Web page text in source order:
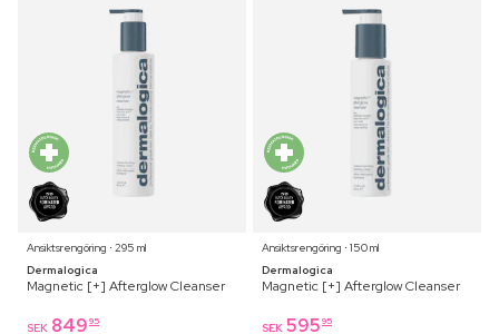
Ansiktsrengöring ⋅ 295 ml
Dermalogica
Magnetic [+] Afterglow Cleanser
SEK 849 95
Ansiktsrengöring ⋅ 150 ml
Dermalogica
Magnetic [+] Afterglow Cleanser
SEK 595 95